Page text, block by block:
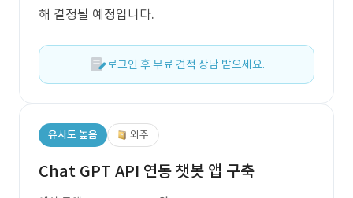
해 결정될 예정입니다.
로그인 후 무료 견적 상담 받으세요.
유사도 높음 외주
Chat GPT API 연동 챗봇 앱 구축